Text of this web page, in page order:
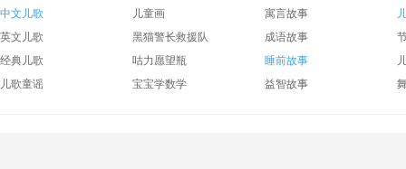
中文儿歌
英文儿歌
经典儿歌
儿歌童谣
儿童画
黑猫警长救援队
咕力愿望瓶
宝宝学数学
寓言故事
成语故事
睡前故事
益智故事